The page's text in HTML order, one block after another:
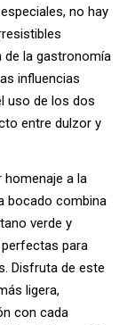
no hay
de la gastronomía
influencias
uso de los dos
entre dulzor y
homenaje a la
bocado combina
verde y
para
Disfruta de este
ligera,
con cada